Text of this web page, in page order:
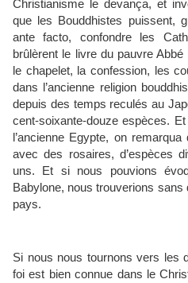
Christianisme le devança, et
que les Bouddhistes puissent,
ante facto, confondre les
brûlèrent le livre du pauvre
le chapelet, la confession, les
dans l’ancienne religion
depuis des temps reculés au
cent-soixante-douze espèces.
l’ancienne Egypte, on
avec des rosaires, d’espèces
uns. Et si nous pouvions
Babylone, nous trouverions
pays.
Si nous nous tournons vers les
foi est bien connue dans le